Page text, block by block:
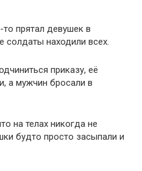
прятал девушек в
солдаты находили всех.
приказу, её
а мужчин бросали в
на телах никогда не
будто просто засыпали и